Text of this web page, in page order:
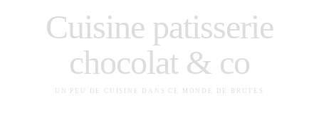
Cuisine patisserie
chocolat & co
UN PEU DE CUISINE DANS CE MONDE DE BRUTES